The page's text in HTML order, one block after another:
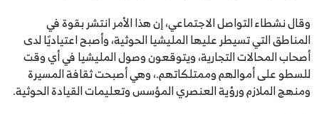
وقال نشطاء التواصل الاجتماعي، إن هذا الأمر انتشر بقوة في
المناطق التي تسيطر عليها المليشيا الحوثية، وأصبح اعتياديًا لدى
أصحاب المحالات التجارية، ويتوقعون وصول المليشيا في أي وقت
للسطو على أموالهم وممتلكاتهم.، وهي أصبحت ثقافة المسيرة
ومنهج الملازم ورؤية العنصري المؤسس وتعليمات القيادة الحوثية.